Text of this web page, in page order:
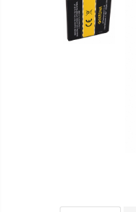
POS/Scanere coduri de bare